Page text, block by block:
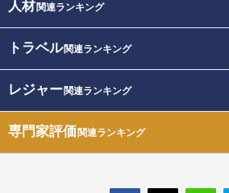
人材関連ランキング
トラベル関連ランキング
レジャー関連ランキング
専門家評価関連ランキング